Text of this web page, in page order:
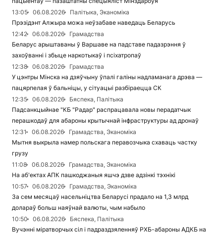
13:05
06.08.2026
Палітыка, Эканоміка
Прэзідэнт Алжыра можа неўзабаве наведаць Беларусь
12:42
06.08.2026
Грамадства
Беларус арыштаваны ў Варшаве на падставе падазрэння ў
захоўванні і збыце наркотыкаў і псіхатропаў
12:38
06.08.2026
Грамадства
У цэнтры Мінска на дзяўчыну ўпалі галіны надламанага дрэва —
пацярпелая ў бальніцы, у сітуацыі разбіраецца СК
12:35
06.08.2026
Бяспека, Палітыка
Падсанкцыйнае "КБ "Радар" распрацавала новы перадатчык
перашкодаў для абароны крытычнай інфраструктуры ад дронаў
12:31
06.08.2026
Грамадства, Эканоміка
Мытня выкрыла намер польскага перавозчыка схаваць частку
грузу
11:08
06.08.2026
Грамадства, Эканоміка
На аб'ектах АПК пашкоджаныя яшчэ дзве адзінкі тэхнікі
10:57
06.08.2026
Грамадства, Эканоміка
За сем месяцаў насельніцтва Беларусі прадало на 1,3 млрд
долараў больш наяўнай валюты, чым набыло
10:50
06.08.2026
Бяспека, Палітыка
Вучэнні міратворчых сіл і падраздзяленняў РХБ-абароны АДКБ на